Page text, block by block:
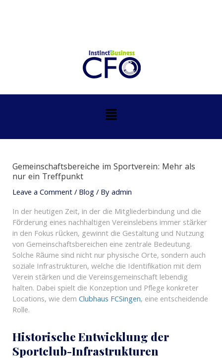
Menu
Gemeinschaftsbereiche im Sportverein: Mehr als
nur ein Treffpunkt
Leave a Comment/Blog/ Byadmin
In der heutigen Zeit, in der die Mitgliederbindung und die
Förderung eines nachhaltigen Vereinslebens immer stärker
in den Fokus rücken, gewinnt die Gestaltung und Nutzung
von Gemeinschaftsbereichen eine zentrale Bedeutung.
Solche Räume sind nicht nur physische Orte, sondern auch
soziale Infrastrukturen, welche die Identifikation mit dem
Verein stärken und die Vereinsgemeinschaft lebendig
halten. Dabei spielt die Konzeption und Pflege konkreter
Locations, wie demClubhaus FCSingen, eine entscheidende
Rolle.
Historische Entwicklung der
Sportclub-Infrastrukturen